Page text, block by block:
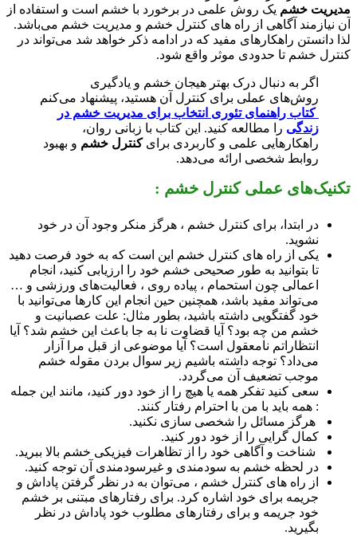
خشمیک روش علمی در برخورد با خشم است و استفاده از
آگاهی از راه های کنترل خشم و مدیریت خشم می‌باشد.
دانستن راهکارهای مفید که در ادامه ذکر خواهد شد می‌تواند در
خشم تا حدودی موثر واقع شود.
اگر به دنبال درک بهتر هیجان خشم و یادگیری
روش‌های عملی برای کنترل آن هستید، پیشنهاد می‌کنم
کتاب راهنمای تئوری انتخاب برای مدیریت خشم در
زندگیرا مطالعه کنید. این کتاب با زبانی روان،
راهکارهایی علمی و کاربردی برایکنترل خشمو بهبود
روابط شخصی ارائه می‌دهد.
عملی کنترل خشم :
در ابتدا، برای کنترل خشم ، هرگز منکر وجود آن در خود
نشوید.
یکی از راه های کنترل خشم این است که به خود فرصت دهید
تا بتوانید به طور صحیحی خشم خود را ارزیابی کنید، انجام
اعمالی چون استحمام ، پیاده روی ، فعالیت‌های ورزشی و …
می‌تواند مفید باشد، همچنین حین انجام این کارها می‌توانید با
خود گفتگویی داشته باشید، بطور مثال: علت عصبانیت و
خشم من چه بود؟ آیا قضاوت نا به جا باعث این خشم شد؟ آیا
انتظاراتم نامعقول است؟ آیا موضوعی از قبل مرا آزار
می‌داد؟ توجه داشته باشیم زیر سوال بردن مقوله خشم
موجب تضعیف آن می‌گردد.
سعی کنید تفکر همه یا هیچ را از خود دور کنید، مانند این جمله
: همه باید با من با احترام رفتار کنند.
هرگز مسائل را شخصی سازی نکنید.
کمال گرایی را از خود دور کنید.
شناخت و آگاهی خود را از تظاهرات فیزیکی خشم بالا ببرید.
در لحظه خشم به سودمندی و غیرسودمندی آن توجه کنید.
از راه های کنترل خشم ، می‌توان به در نظر گرفتن پاداش و
جریمه برای خود اشاره کرد. برای رفتارهای مبتنی بر خشم
خود جریمه و برای رفتارهای مطلوب خود پاداش در نظر
بگیرید.